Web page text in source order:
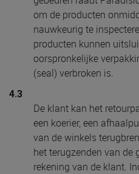
om de producten
nauwkeurig te
producten kunnen
oorspronkelijke
(seal) verbroken is.
4.3
De klant kan het
een koerier, een
van de winkels
het terugzenden van de
rekening van de klant.